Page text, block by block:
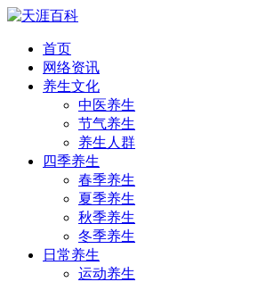
首页
网络资讯
养生文化
中医养生
节气养生
养生人群
四季养生
春季养生
夏季养生
秋季养生
冬季养生
日常养生
运动养生